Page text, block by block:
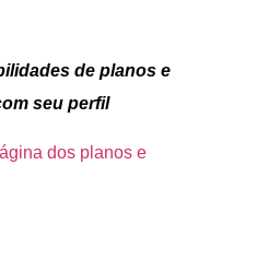
de planos e
seu perfil
dos planos e